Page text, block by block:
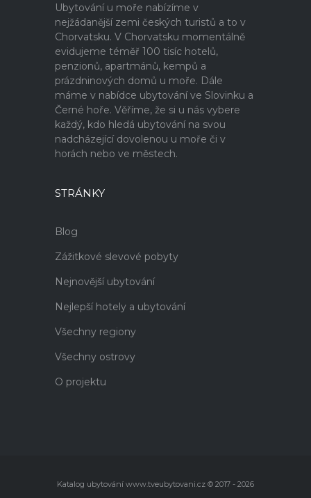
Ubytování u moře nabízíme v
nejžádanější zemi českých turistů a to v
Chorvatsku. V Chorvatsku momentálně
evidujeme téměř 100 tisíc hotelů,
penzionů, apartmánů, kempů a
prázdninových domů u moře. Dále
máme v nabídce ubytování ve Slovinku a
Černé hoře. Věříme, že si u nás vybere
každý, kdo hledá ubytování na svou
nadcházející dovolenou u moře či v
horách nebo ve městech.
STRÁNKY
Blog
Zážitkové slevové pobyty
Nejnovější ubytování
Nejlepší hotely a ubytování
Všechny regiony
Všechny ostrovy
O projektu
Katalog ubytování www.tveubytovani.cz © 2017 - 2026